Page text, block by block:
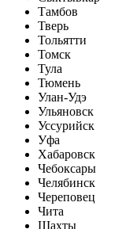
Тамбов
Тверь
Тольятти
Томск
Тула
Тюмень
Улан-Удэ
Ульяновск
Уссурийск
Уфа
Хабаровск
Чебоксары
Челябинск
Череповец
Чита
Шахты